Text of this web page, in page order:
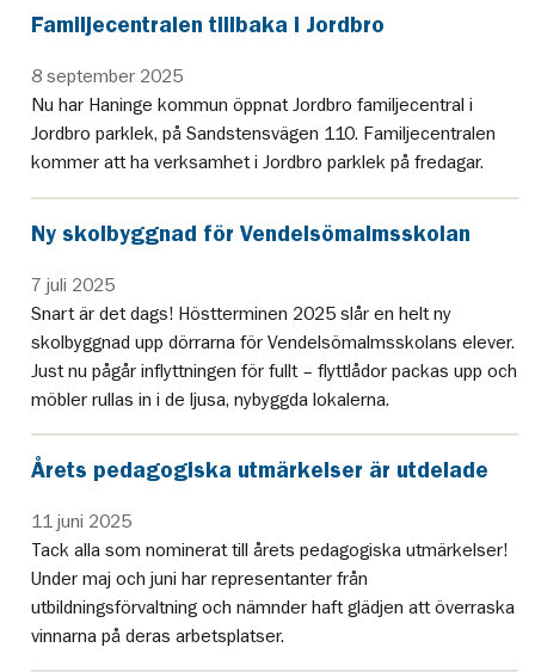
Familjecentralen tillbaka i Jordbro
8 september 2025
Nu har Haninge kommun öppnat Jordbro familjecentral i
Jordbro parklek, på Sandstensvägen 110. Familjecentralen
kommer att ha verksamhet i Jordbro parklek på fredagar.
Ny skolbyggnad för Vendelsömalmsskolan
7 juli 2025
Snart är det dags! Höstterminen 2025 slår en helt ny
skolbyggnad upp dörrarna för Vendelsömalmsskolans elever.
Just nu pågår inflyttningen för fullt – flyttlådor packas upp och
möbler rullas in i de ljusa, nybyggda lokalerna.
Årets pedagogiska utmärkelser är utdelade
11 juni 2025
Tack alla som nominerat till årets pedagogiska utmärkelser!
Under maj och juni har representanter från
utbildningsförvaltning och nämnder haft glädjen att överraska
vinnarna på deras arbetsplatser.